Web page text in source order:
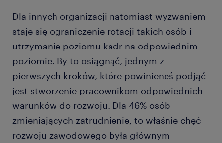
Dla innych organizacji natomiast wyzwaniem
staje się ograniczenie rotacji takich osób i
utrzymanie poziomu kadr na odpowiednim
poziomie. By to osiągnąć, jednym z
pierwszych kroków, które powinieneś podjąć
jest stworzenie pracownikom odpowiednich
warunków do rozwoju. Dla 46% osób
zmieniających zatrudnienie, to właśnie chęć
rozwoju zawodowego była głównym